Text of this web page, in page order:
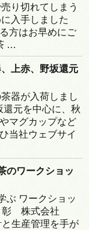
り切れてしまう
入手しました
方はお早めにご
…
上赤、野坂還元
器が入荷しまし
還元を中心に、秋
マグカップなど
当社ウェブサイ
のワークショッ
ぶ ワークショッ
彰 株式会社
生産管理を手が